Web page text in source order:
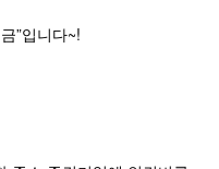
”입니다~!